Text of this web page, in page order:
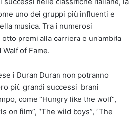
uno dei gruppi più influenti e
musica. Tra i numerosi
premi alla carriera e un’ambita
of Fame.
i Duran Duran non potranno
più grandi successi, brani
come “Hungry like the wolf”,
on film”, “The wild boys”, “The